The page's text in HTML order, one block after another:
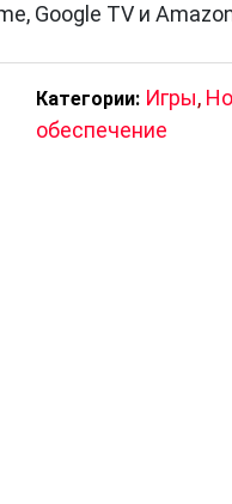
Google TV и
Категории: Игры,
обеспечение